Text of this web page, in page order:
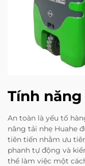
Tính
An toàn là yếu tố
nâng tải nhẹ Huahe
tiên tiến nhằm ưu
phanh tự động và
thể làm việc một